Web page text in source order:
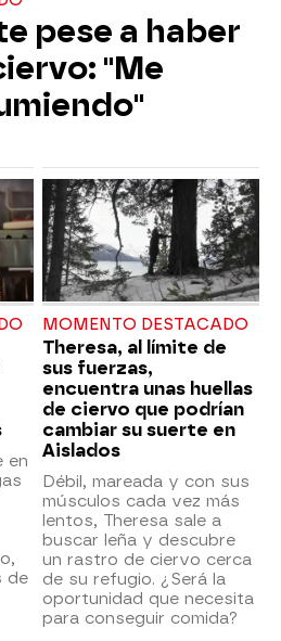
pese a haber
"Me
en
de
MOMENTO DESTACADO
Theresa, al límite de
sus fuerzas,
encuentra unas huellas
de ciervo que podrían
cambiar su suerte en
Aislados
Débil, mareada y con sus
músculos cada vez más
lentos, Theresa sale a
buscar leña y descubre
un rastro de ciervo cerca
de su refugio. ¿Será la
oportunidad que necesita
para conseguir comida?